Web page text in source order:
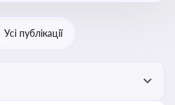
Усі публікації